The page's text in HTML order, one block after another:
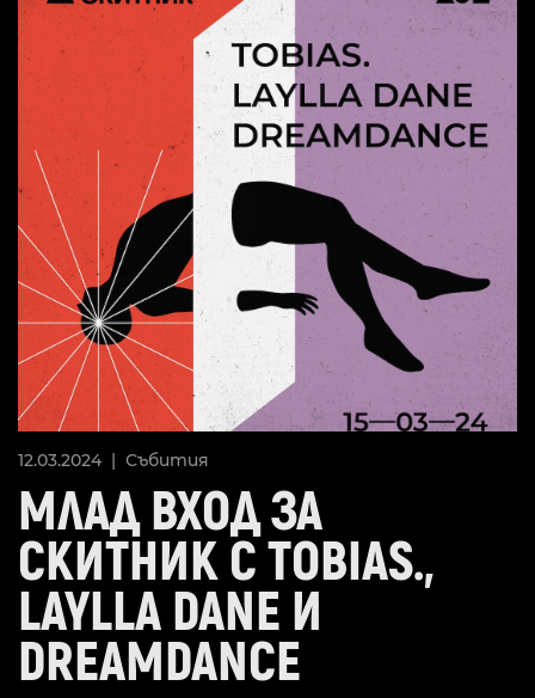
12.03.2024 | Събития
МЛАД ВХОД ЗА
СКИТНИК С TOBIAS.,
LAYLLA DANE И
DREAMDANCE